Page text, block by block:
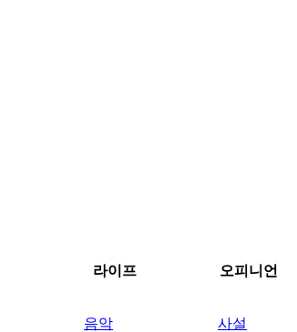
라이프 오피니언
음악
사설